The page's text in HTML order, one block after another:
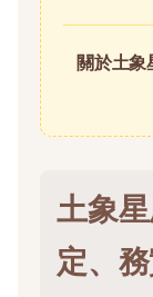
關於土象
土象
定、